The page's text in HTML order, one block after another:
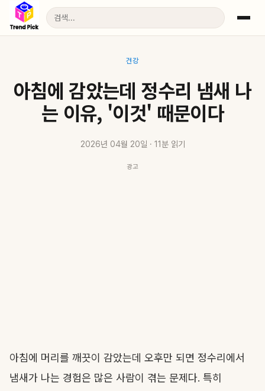
건강
아침에 감았는데 정수리 냄새 나
는 이유, '이것' 때문이다
2026년 04월 20일 · 11분 읽기
광고
아침에 머리를 깨끗이 감았는데 오후만 되면 정수리에서
냄새가 나는 경험은 많은 사람이 겪는 문제다. 특히